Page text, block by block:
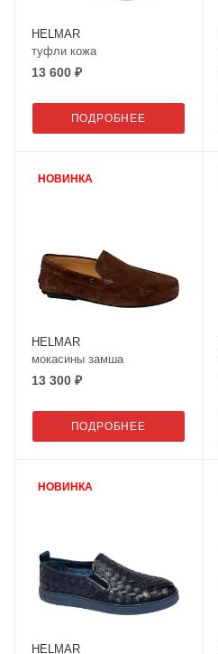
HELMAR
туфли кожа
13 600 ₽
ПОДРОБНЕЕ
НОВИНКА
HELMAR
мокасины замша
13 300 ₽
ПОДРОБНЕЕ
НОВИНКА
HELMAR